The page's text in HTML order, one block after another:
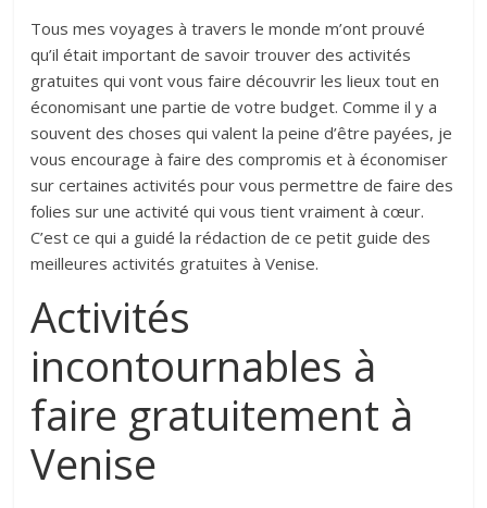
Tous mes voyages à travers le monde m’ont prouvé
qu’il était important de savoir trouver des activités
gratuites qui vont vous faire découvrir les lieux tout en
économisant une partie de votre budget. Comme il y a
souvent des choses qui valent la peine d’être payées, je
vous encourage à faire des compromis et à économiser
sur certaines activités pour vous permettre de faire des
folies sur une activité qui vous tient vraiment à cœur.
C’est ce qui a guidé la rédaction de ce petit guide des
meilleures activités gratuites à Venise.
Activités
incontournables à
faire gratuitement à
Venise